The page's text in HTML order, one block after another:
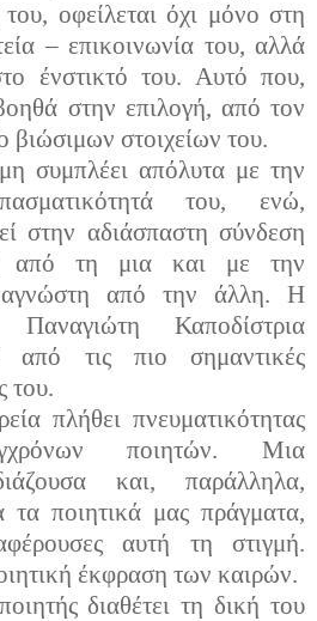
οφείλεται όχι μόνο στη
– επικοινωνία του, αλλά
ένστικτό του. Αυτό που,
στην επιλογή, από τον
βιώσιμων στοιχείων του.
συμπλέει απόλυτα με την
του, ενώ,
στην αδιάσπαστη σύνδεση
από τη μια και με την
από την άλλη. Η
Καποδίστρια
από τις πιο σημαντικές
του.
πλήθει πνευματικότητας
ποιητών. Μια
και, παράλληλα,
τα ποιητικά μας πράγματα,
αυτή τη στιγμή.
έκφραση των καιρών.
διαθέτει τη δική του